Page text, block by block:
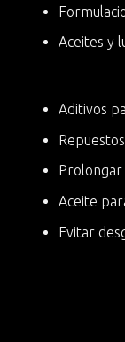
Aceites y
Aditivos
Aceite
Evitar